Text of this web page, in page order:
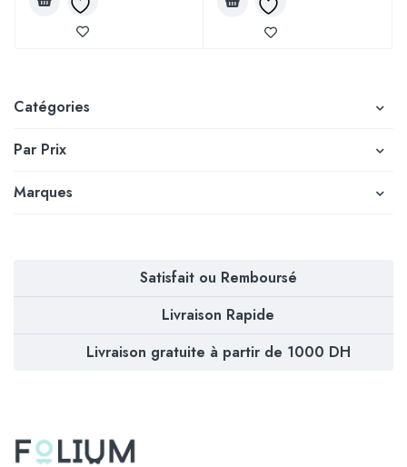
Catégories
Par Prix
Marques
Satisfait ou Remboursé
Livraison Rapide
Livraison gratuite à partir de 1000 DH